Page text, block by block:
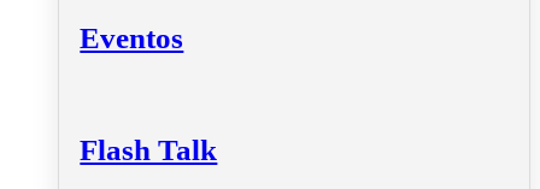
Eventos
Flash Talk